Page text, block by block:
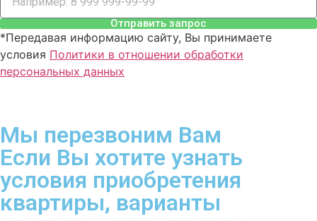
Отправить запрос
*Передавая информацию сайту, Вы принимаете
условия Политики в отношении обработки
персональных данных
Мы перезвоним Вам
Если Вы хотите узнать
условия приобретения
квартиры, варианты